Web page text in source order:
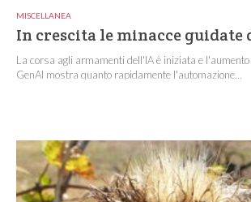
MISCELLANEA
In crescita le minacce guidate
La corsa agli armamenti dell'IA è iniziata e
GenAI mostra quanto rapidamente l'automazione...